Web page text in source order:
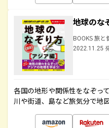
地球の
BOOKS 旅と
2022.11.25
各国の地形や関係性をなぞっ
川や街道、島など旅気分で地